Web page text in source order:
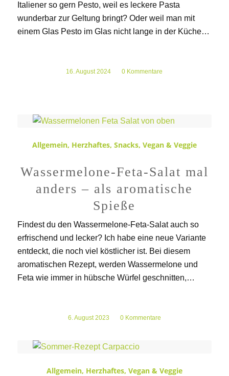
Italiener so gern Pesto, weil es leckere Pasta
wunderbar zur Geltung bringt? Oder weil man mit
einem Glas Pesto im Glas nicht lange in der Küche…
16. August 2024
/ 0 Kommentare
Allgemein, Herzhaftes, Snacks, Vegan & Veggie
Wassermelone-Feta-Salat mal
anders – als aromatische
Spieße
Findest du den Wassermelone-Feta-Salat auch so
erfrischend und lecker? Ich habe eine neue Variante
entdeckt, die noch viel köstlicher ist. Bei diesem
aromatischen Rezept, werden Wassermelone und
Feta wie immer in hübsche Würfel geschnitten,…
6. August 2023
/ 0 Kommentare
Allgemein, Herzhaftes, Vegan & Veggie